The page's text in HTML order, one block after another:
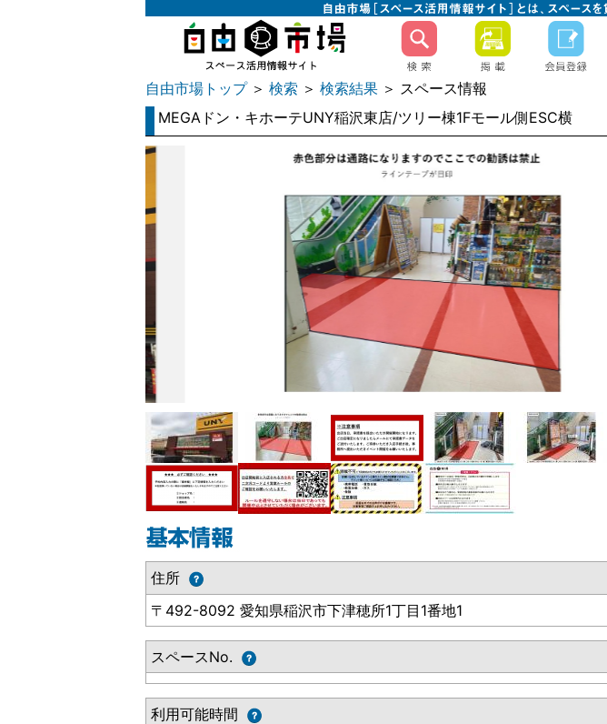
自由市場トップ＞ 検索 ＞ 検索結果 ＞ スペース情報
MEGAドン・キホーテUNY稲沢東店/ツリー棟1Fモール側ESC横
住所
〒492-8092 愛知県稲沢市下津穂所1丁目1番地1
スペースNo.
利用可能時間